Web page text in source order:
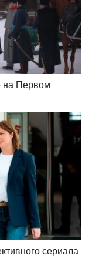
на Первом
сериала